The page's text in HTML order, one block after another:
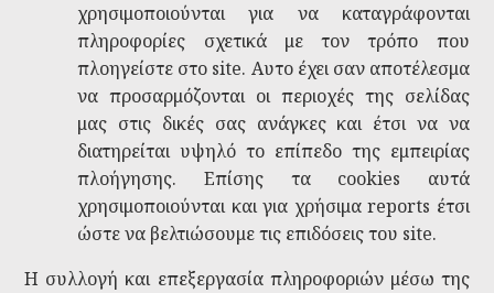
χρησιμοποιούνται για να καταγράφονται
πληροφορίες σχετικά με τον τρόπο που
πλοηγείστε στο site. Αυτο έχει σαν αποτέλεσμα
να προσαρμόζονται οι περιοχές της σελίδας
μας στις δικές σας ανάγκες και έτσι να να
διατηρείται υψηλό το επίπεδο της εμπειρίας
πλοήγησης. Επίσης τα cookies αυτά
χρησιμοποιούνται και για χρήσιμα reports έτσι
ώστε να βελτιώσουμε τις επιδόσεις του site.
Η συλλογή και επεξεργασία πληροφοριών μέσω της